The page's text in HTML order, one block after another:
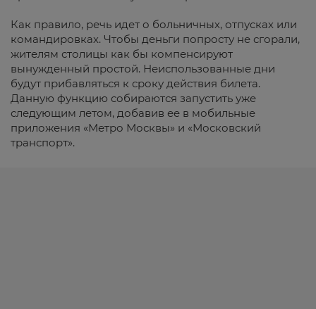
Как правило, речь идет о больничных, отпусках или
командировках. Чтобы деньги попросту не сгорали,
жителям столицы как бы компенсируют
вынужденный простой. Неиспользованные дни
будут прибавляться к сроку действия билета.
Данную функцию собираются запустить уже
следующим летом, добавив ее в мобильные
приложения «Метро Москвы» и «Московский
транспорт».